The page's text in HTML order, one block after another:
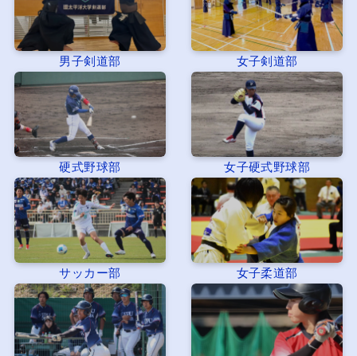
男子剣道部 女子剣道部
硬式野球部 女子硬式野球部
サッカー部 女子柔道部